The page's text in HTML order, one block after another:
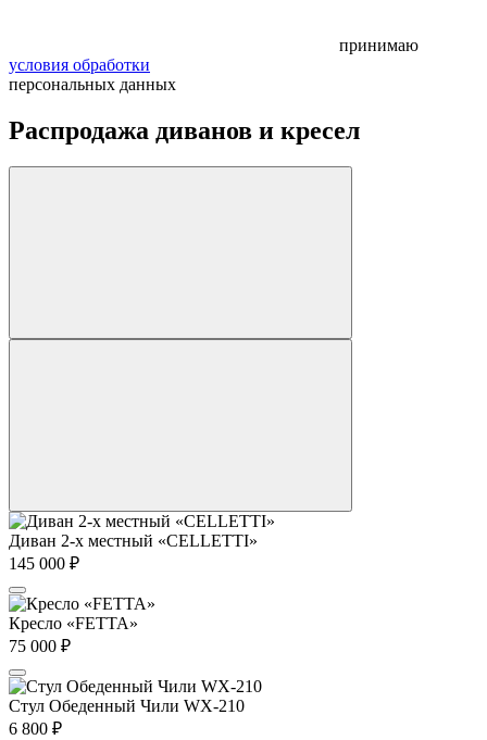
принимаю
условия обработки
персональных данных
Распродажа диванов и кресел
Диван 2-х местный «CELLETTI»
145 000 ₽
Кресло «FETTA»
75 000 ₽
Стул Обеденный Чили WX-210
6 800 ₽